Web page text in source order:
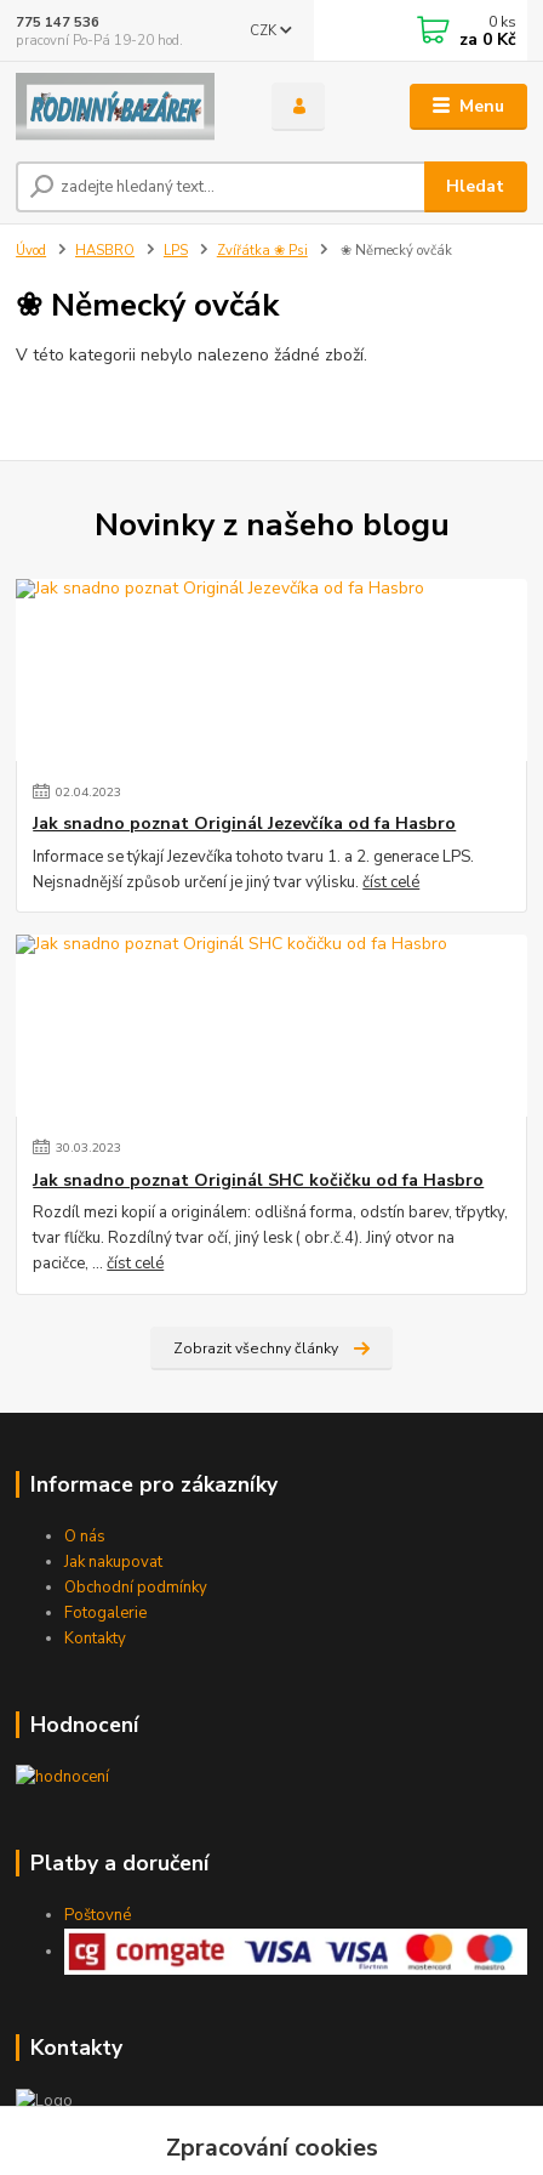
Menu
CZK
Hledat
775 147 536
pracovní Po-Pá 19-20 hod.
0 ks
za 0 Kč
Úvod HASBRO LPS Zvířátka ❀ Psi ❀ Německý ovčák
❀ Německý ovčák
V této kategorii nebylo nalezeno žádné zboží.
Novinky z našeho blogu
02.04.2023
Jak snadno poznat Originál Jezevčíka od fa Hasbro
Informace se týkají Jezevčíka tohoto tvaru 1. a 2. generace LPS.
Nejsnadnější způsob určení je jiný tvar výlisku.číst celé
30.03.2023
Jak snadno poznat Originál SHC kočičku od fa Hasbro
Rozdíl mezi kopií a originálem: odlišná forma, odstín barev, třpytky,
tvar flíčku. Rozdílný tvar očí, jiný lesk ( obr.č.4). Jiný otvor na
pacičce, ...číst celé
Zobrazit všechny články
Informace pro zákazníky
O nás
Jak nakupovat
Obchodní podmínky
Fotogalerie
Kontakty
Hodnocení
Platby a doručení
Poštovné
Kontakty
Zpracování cookies